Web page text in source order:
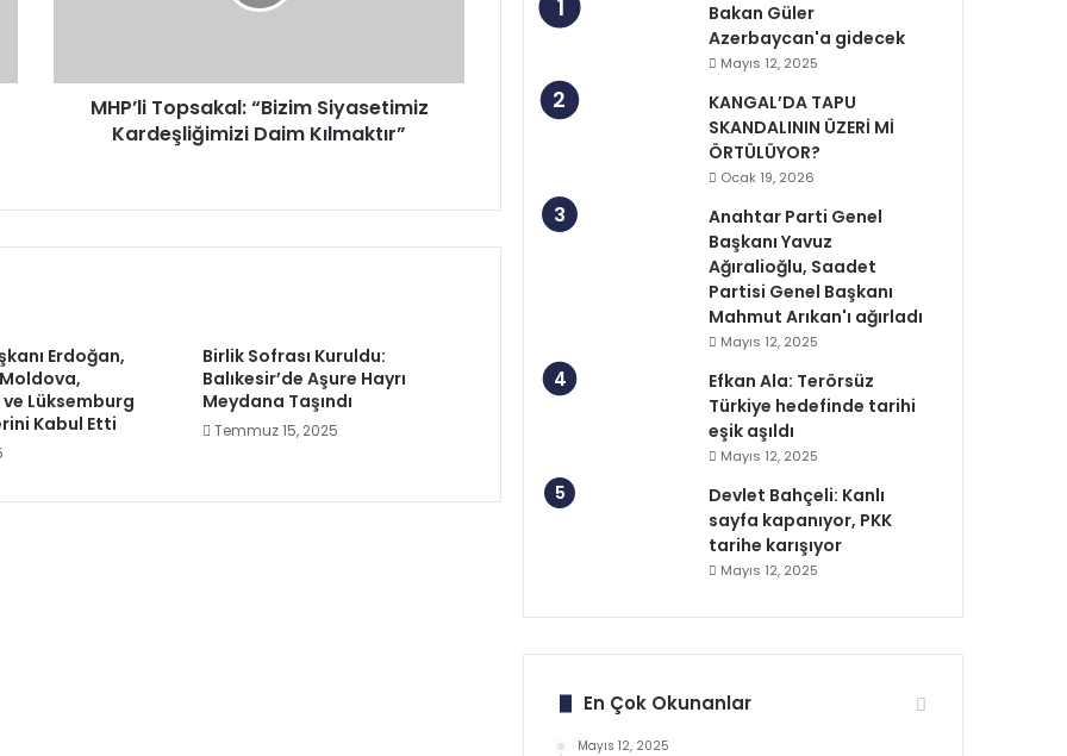
MHP’li Topsakal: “Bizim Siyasetimiz
Kardeşliğimizi Daim Kılmaktır”
Erdoğan,
Lüksemburg
Kabul Etti
Birlik Sofrası Kuruldu:
Balıkesir’de Aşure Hayrı
Meydana Taşındı
Temmuz 15, 2025
Bakan Güler
Azerbaycan'a gidecek
Mayıs 12, 2025
KANGAL’DA TAPU
SKANDALININ ÜZERİ Mİ
ÖRTÜLÜYOR?
Ocak 19, 2026
Anahtar Parti Genel
Başkanı Yavuz
Ağıralioğlu, Saadet
Partisi Genel Başkanı
Mahmut Arıkan'ı ağırladı
Mayıs 12, 2025
Efkan Ala: Terörsüz
Türkiye hedefinde tarihi
eşik aşıldı
Mayıs 12, 2025
Devlet Bahçeli: Kanlı
sayfa kapanıyor, PKK
tarihe karışıyor
Mayıs 12, 2025
En Çok Okunanlar
Mayıs 12, 2025